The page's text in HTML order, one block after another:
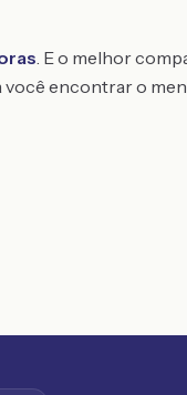
. E o melhor
você encontrar o